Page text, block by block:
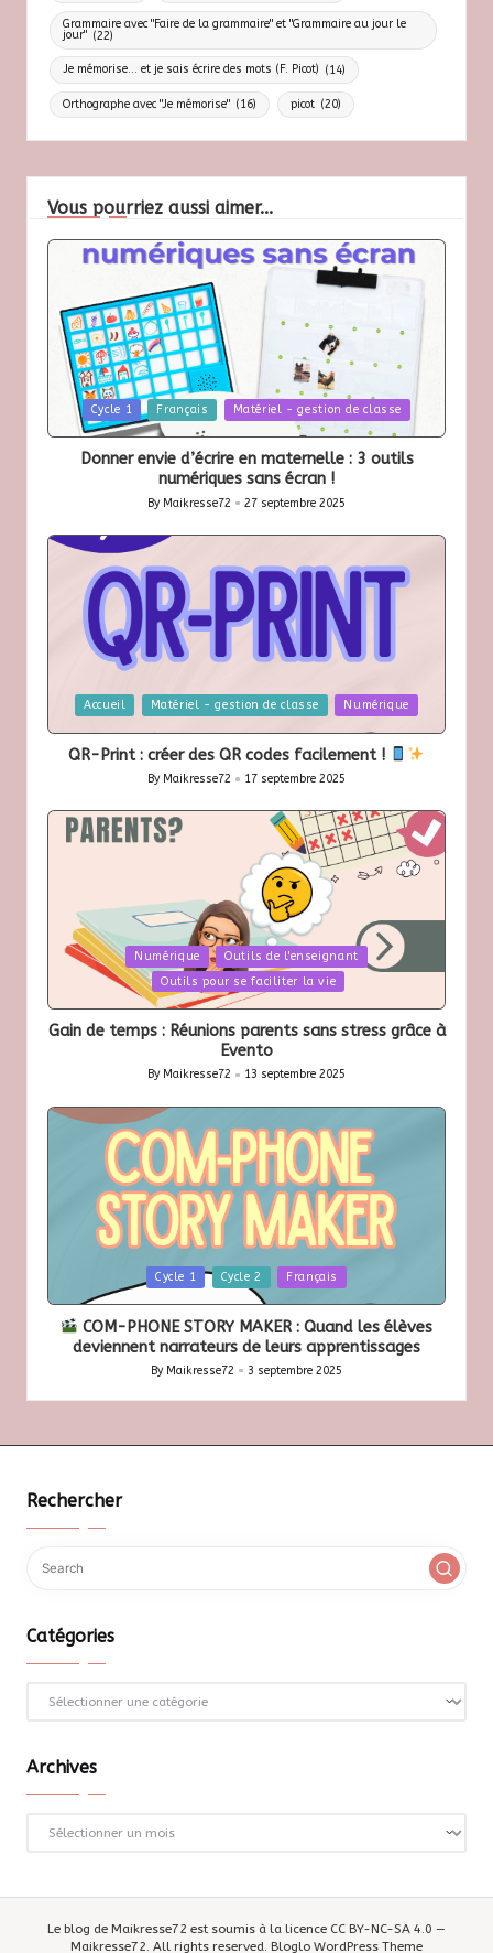
Grammaire avec "Faire de la grammaire" et "Grammaire au jour le
jour" (22)
Je mémorise... et je sais écrire des mots (F. Picot) (14)
Orthographe avec "Je mémorise" (16) picot (20)
Vous pourriez aussi aimer...
PostedCycle 1 Français Matériel - gestion de classe
Donner envie d’écrire en maternelle : 3 outils
numériques sans écran !
Posted
By Maikresse72 27 septembre 2025
PostedAccueil Matériel - gestion de classe Numérique
QR-Print : créer des QR codes facilement !
Posted
by
By Maikresse72 17 septembre 2025
Posted
Numérique
Outils de l'enseignant
Outils pour se faciliter la vie
Gain de temps : Réunions parents sans stress grâce à
Evento
Posted
By Maikresse72 13 septembre 2025
Cycle 1 Cycle 2 Français
COM-PHONE STORY MAKER : Quand les élèves
deviennent narrateurs de leurs apprentissages
Posted
by
By Maikresse72 3 septembre 2025
Rechercher
Catégories
Archives
Le blog de Maikresse72 est soumis à la licence CC BY-NC-SA 4.0 —
Maikresse72. All rights reserved. Bloglo WordPress Theme